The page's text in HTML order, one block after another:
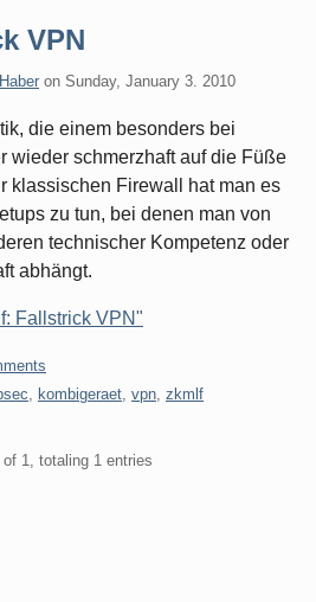
VPN
on Sunday, January 3. 2010
die einem besonders bei
wieder schmerzhaft auf die Füße
klassischen Firewall hat man es
zu tun, bei denen man von
technischer Kompetenz oder
abhängt.
Fallstrick VPN"
kombigeraet vpn zkmlf
of 1, totaling 1 entries